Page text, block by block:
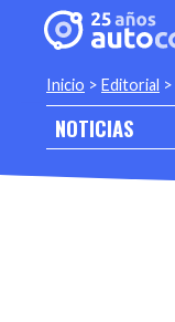
Inicio > Editorial >
NOTICIAS